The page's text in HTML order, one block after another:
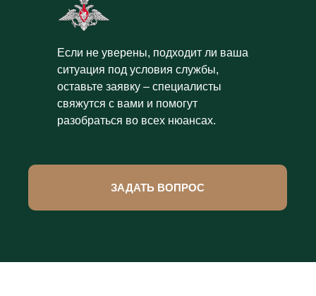
ЗАДАТЬ ВОПРОС
Если не уверены, подходит ли ваша
ситуация под условия службы,
оставьте заявку – специалисты
свяжутся с вами и помогут
разобраться во всех нюансах.